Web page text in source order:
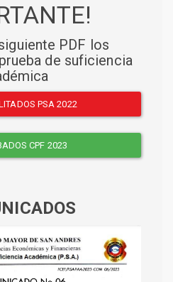
PDF los
de suficiencia
PSA 2022
CPF 2023